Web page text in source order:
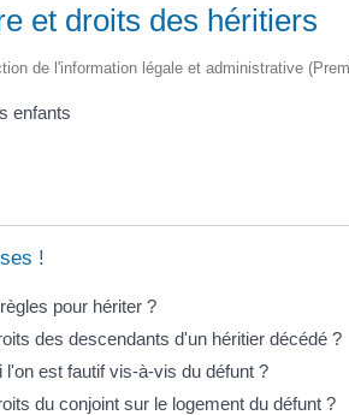
et droits des héritiers
de l'information légale et administrative
enfants
!
pour hériter ?
des descendants d'un héritier décédé ?
l'on est fautif vis-à-vis du défunt ?
du conjoint sur le logement du défunt ?